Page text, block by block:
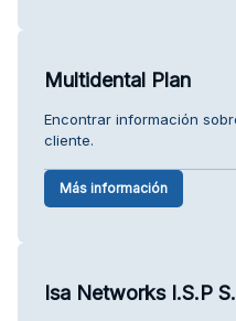
Multidental Plan
Encontrar información
cliente.
Más información
Isa Networks I.S.P